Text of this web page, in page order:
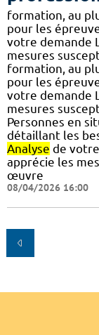
formation, au
pour les
votre demande
mesures
formation, au
pour les
votre demande
mesures
Personnes en
détaillant les
Analyse de
apprécie les
œuvre
08/04/2026 16:00